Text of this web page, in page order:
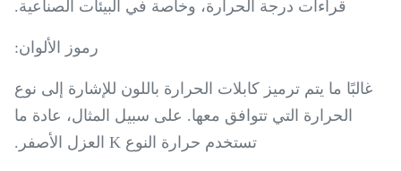
قراءات درجة الحرارة، وخاصة في البيئات الصناعية.
رموز الألوان:
غالبًا ما يتم ترميز كابلات الحرارة باللون للإشارة إلى نوع
الحرارة التي تتوافق معها. على سبيل المثال، عادة ما
تستخدم حرارة النوع K العزل الأصفر.